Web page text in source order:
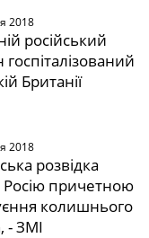
2018
російський
Британії
2018
розвідка
Росію причетною
колишнього
- ЗМІ